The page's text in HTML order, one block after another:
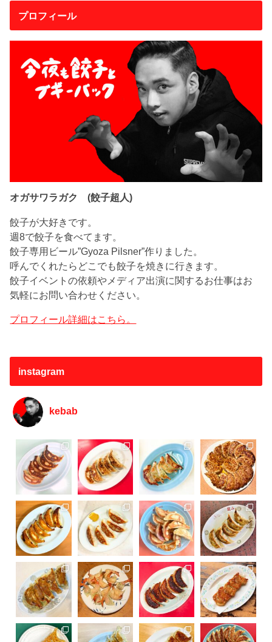
プロフィール
オガサワラガク (餃子超人)
餃子が大好きです。
週8で餃子を食べてます。
餃子専用ビール”Gyoza Pilsner”作りました。
呼んでくれたらどこでも餃子を焼きに行きます。
餃子イベントの依頼やメディア出演に関するお仕事はお
気軽にお問い合わせください。
プロフィール詳細はこちら。
instagram
kebab